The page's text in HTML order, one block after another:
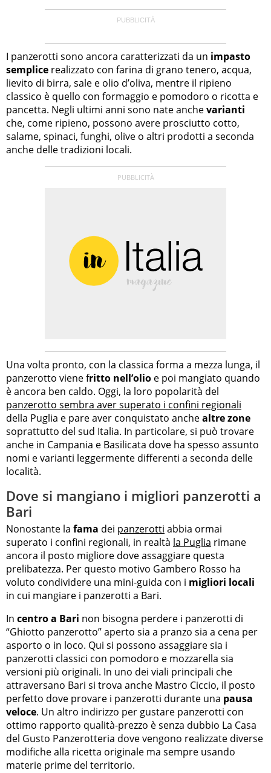
I panzerotti sono ancora caratterizzati da un impasto
semplice realizzato con farina di grano tenero, acqua,
lievito di birra, sale e olio d’oliva, mentre il ripieno
classico è quello con formaggio e pomodoro o ricotta e
pancetta. Negli ultimi anni sono nate anchevarianti
che, come ripieno, possono avere prosciutto cotto,
salame, spinaci, funghi, olive o altri prodotti a seconda
anche delle tradizioni locali.
Una volta pronto, con la classica forma a mezza lunga, il
panzerotto viene fritto nell’olio e poi mangiato quando
è ancora ben caldo. Oggi, la loro popolarità del
panzerotto sembra aver superato i confini regionali
della Puglia e pare aver conquistato anchealtre zone
soprattutto del sud Italia. In particolare, si può trovare
anche in Campania e Basilicata dove ha spesso assunto
nomi e varianti leggermente differenti a seconda delle
località.
Dove si mangiano i migliori panzerotti a
Bari
Nonostante la fama dei panzerotti abbia ormai
superato i confini regionali, in realtà la Puglia rimane
ancora il posto migliore dove assaggiare questa
prelibatezza. Per questo motivo Gambero Rosso ha
voluto condividere una mini-guida con i migliori locali
in cui mangiare i panzerotti a Bari.
In centro a Bari non bisogna perdere i panzerotti di
“Ghiotto panzerotto” aperto sia a pranzo sia a cena per
asporto o in loco. Qui si possono assaggiare sia i
panzerotti classici con pomodoro e mozzarella sia
versioni più originali. In uno dei viali principali che
attraversano Bari si trova anche Mastro Ciccio, il posto
perfetto dove provare i panzerotti durante una pausa
veloce. Un altro indirizzo per gustare panzerotti con
ottimo rapporto qualità-prezzo è senza dubbio La Casa
del Gusto Panzerotteria dove vengono realizzate diverse
modifiche alla ricetta originale ma sempre usando
materie prime del territorio.